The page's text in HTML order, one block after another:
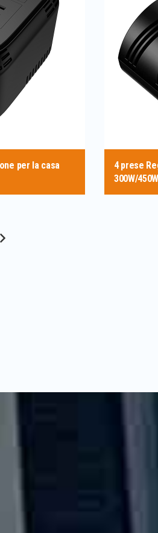
per la casa
4 prese
300W/